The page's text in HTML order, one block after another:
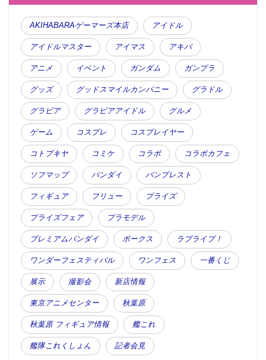
AKIHABARAゲーマーズ本店 アイドル
アイドルマスター アイマス アキバ
アニメ イベント ガンダム ガンプラ
グッズ グッドスマイルカンパニー グラドル
グラビア グラビアアイドル グルメ
ゲーム コスプレ コスプレイヤー
コトブキヤ コミケ コラボ コラボカフェ
ソフマップ バンダイ バンプレスト
フィギュア フリュー プライズ
プライズフェア プラモデル
プレミアムバンダイ ボークス ラブライブ！
ワンダーフェスティバル ワンフェス 一番くじ
展示 撮影会 新店情報
東京アニメセンター 秋葉原
秋葉原 フィギュア情報 艦これ
艦隊これくしょん 記者会見